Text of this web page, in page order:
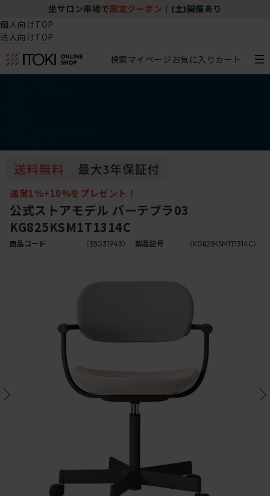
坐サロン来場で 限定クーポン (土)開催あり
個人向けTOP
法人向けTOP
検索マイページ お気に入り カート
通常1％+10%をプレゼント！
公式ストアモデル バーテブラ03
KG825KSM1T1314C
商品コード （35031943） 製品記号 （KG825KSM1T1314C）